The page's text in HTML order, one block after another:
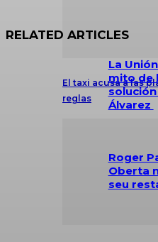
El taxi acusa a las
reglas
RELATED ARTICLES
La
mito de
Álvarez
Roger
Oberta
seu